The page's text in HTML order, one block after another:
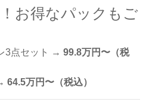
お得なパックもご
3点セット → 99.8万円〜（税
64.5万円〜（税込）